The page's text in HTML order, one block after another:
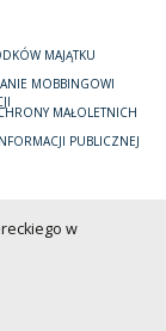
MAJĄTKU
MOBBINGOWI
MAŁOLETNICH
PUBLICZNEJ
w